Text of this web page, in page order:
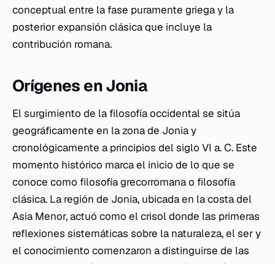
conceptual entre la fase puramente griega y la
posterior expansión clásica que incluye la
contribución romana.
Orígenes en Jonia
El surgimiento de la filosofía occidental se sitúa
geográficamente en la zona de Jonia y
cronológicamente a principios del siglo VI a. C. Este
momento histórico marca el inicio de lo que se
conoce como filosofía grecorromana o filosofía
clásica. La región de Jonia, ubicada en la costa del
Asia Menor, actuó como el crisol donde las primeras
reflexiones sistemáticas sobre la naturaleza, el ser y
el conocimiento comenzaron a distinguirse de las